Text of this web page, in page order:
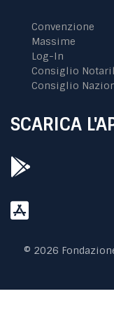
Convenzione
Massime
Log-In
Consiglio
Consiglio
SCARICA
© 2026